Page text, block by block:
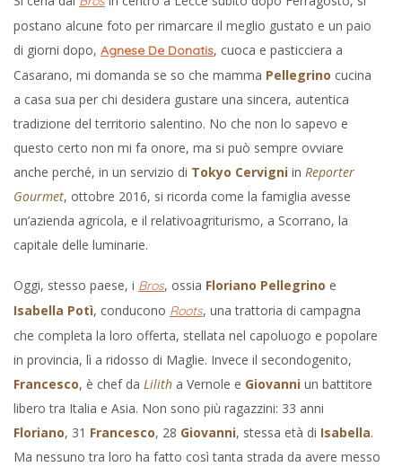
postano alcune foto per rimarcare il meglio gustato e un paio
di giorni dopo, Agnese De Donatis, cuoca e pasticciera a
Casarano, mi domanda se so che mamma Pellegrino cucina
a casa sua per chi desidera gustare una sincera, autentica
tradizione del territorio salentino. No che non lo sapevo e
questo certo non mi fa onore, ma si può sempre ovviare
anche perché, in un servizio di Tokyo Cervigni in Reporter
Gourmet, ottobre 2016, si ricorda come la famiglia avesse
un’azienda agricola, e il relativoagriturismo, a Scorrano, la
capitale delle luminarie.
Oggi, stesso paese, i Bros, ossia Floriano Pellegrino e
Isabella Potì, conducono Roots, una trattoria di campagna
che completa la loro offerta, stellata nel capoluogo e popolare
in provincia, lì a ridosso di Maglie. Invece il secondogenito,
Francesco, è chef da Lilith a Vernole e Giovanni un battitore
libero tra Italia e Asia. Non sono più ragazzini: 33 anni
Floriano, 31 Francesco, 28 Giovanni, stessa età di Isabella.
Ma nessuno tra loro ha fatto così tanta strada da avere messo